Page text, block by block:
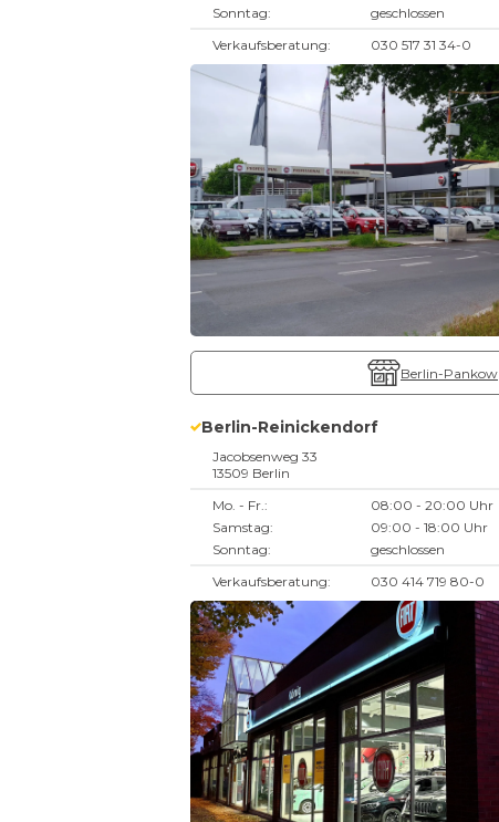
Sonntag:
geschlossen
Verkaufsberatung:
030 517 31 34-0
Berlin-Pankow
Berlin-Reinickendorf
Jacobsenweg 33
13509 Berlin
Mo. - Fr.:
08:00 - 20:00 Uhr
Samstag:
09:00 - 18:00 Uhr
Sonntag:
geschlossen
Verkaufsberatung:
030 414 719 80-0